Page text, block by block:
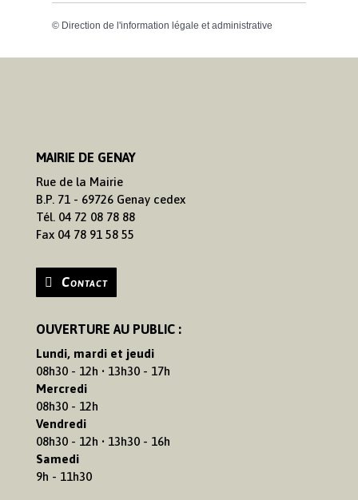
© Direction de l'information légale et administrative
MAIRIE DE GENAY
Rue de la Mairie
B.P. 71 - 69726 Genay cedex
Tél. 04 72 08 78 88
Fax 04 78 91 58 55
Contact
OUVERTURE AU PUBLIC :
Lundi, mardi et jeudi
08h30 - 12h • 13h30 - 17h
Mercredi
08h30 - 12h
Vendredi
08h30 - 12h • 13h30 - 16h
Samedi
9h - 11h30